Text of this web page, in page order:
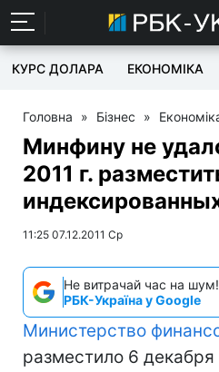
КУРС ДОЛАРА ЕКОНОМІКА
Головна » Бізнес »
Минфину не
2011 г.
11:25 07.12.2011 Ср
Не витрачай час на шум!
РБК-Україна у Google
Министерство
разместило 6 декабря